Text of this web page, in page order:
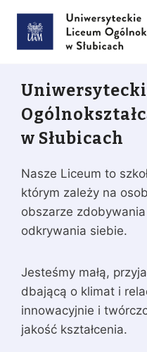
treści
w Słubicach
Nasze Liceum to
którym zależy na
obszarze
odkrywania siebie.
Jesteśmy małą,
dbającą o klimat i
innowacyjnie i
jakość kształcenia.